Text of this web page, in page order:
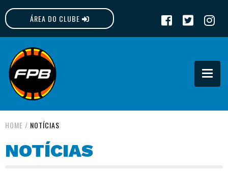
ÁREA DO CLUBE
FPB
HOME / NOTÍCIAS
NOTÍCIAS